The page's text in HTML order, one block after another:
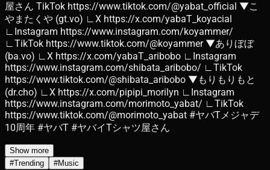
屋さん TikTok https://www.tiktok.com/@yabat_official ▼こ
やまたくや (gt.vo) ∟X https://x.com/yabaT_koyacial
∟Instagram https://www.instagram.com/koyammer/
∟TikTok https://www.tiktok.com/@koyammer ▼ありぼぼ
(ba.vo) ∟X https://x.com/yabaT_aribobo ∟Instagram
https://www.instagram.com/shibata_aribobo/ ∟TikTok
https://www.tiktok.com/@shibata_aribobo ▼もりもりもと
(dr.cho) ∟X https://x.com/pipipi_morilyn ∟Instagram
https://www.instagram.com/morimoto_yabat/ ∟TikTok
https://www.tiktok.com/@morimoto_yabat #ヤバTメジャデ
10周年 #ヤバT #ヤバイTシャツ屋さん
Show more
#Trending #Music